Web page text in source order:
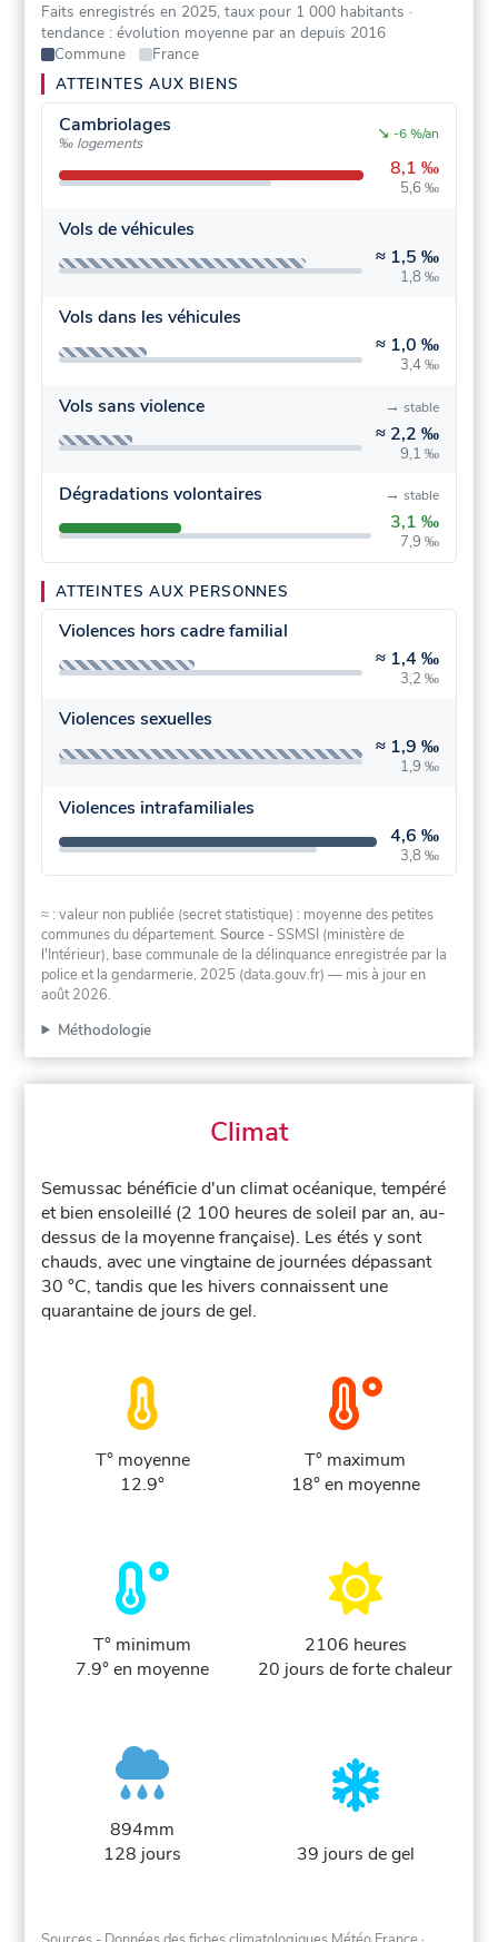
Faits enregistrés en 2025, taux pour 1 000 habitants ·
tendance : évolution moyenne par an depuis 2016
Commune
France
ATTEINTES AUX BIENS
Cambriolages
‰ logements
8,1 ‰
5,6 ‰
↘ -6 %/an
Vols de véhicules
≈ 1,5 ‰
1,8 ‰
Vols dans les véhicules
≈ 1,0 ‰
3,4 ‰
Vols sans violence
≈ 2,2 ‰
9,1 ‰
→ stable
Dégradations volontaires
3,1 ‰
7,9 ‰
→ stable
ATTEINTES AUX PERSONNES
Violences hors cadre familial
≈ 1,4 ‰
3,2 ‰
Violences sexuelles
≈ 1,9 ‰
1,9 ‰
Violences intrafamiliales
4,6 ‰
3,8 ‰
≈ : valeur non publiée (secret statistique) : moyenne des petites
communes du département.Source - SSMSI (ministère de
l'Intérieur), base communale de la délinquance enregistrée par la
police et la gendarmerie, 2025 (data.gouv.fr) — mis à jour en
août 2026.
Méthodologie
Climat
Semussac bénéficie d'un climat océanique, tempéré
et bien ensoleillé (2 100 heures de soleil par an, au-
dessus de la moyenne française). Les étés y sont
chauds, avec une vingtaine de journées dépassant
30 °C, tandis que les hivers connaissent une
quarantaine de jours de gel.
T° moyenne
12.9°
T° maximum
18° en moyenne
T° minimum
7.9° en moyenne
2106 heures
20 jours de forte chaleur
894mm
128 jours
39 jours de gel